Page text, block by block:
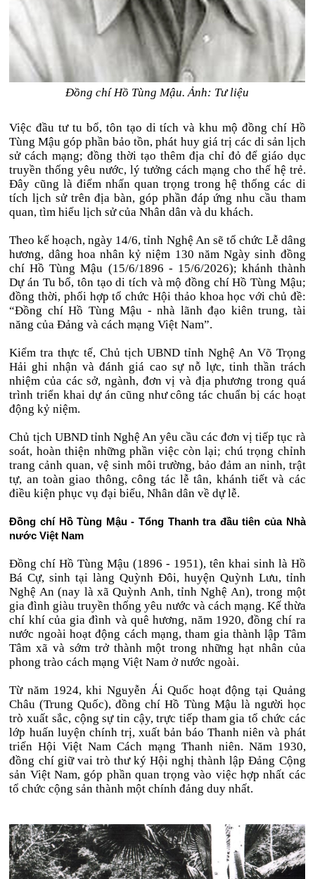
Đồng chí Hồ Tùng Mậu. Ảnh: Tư liệu
Việc đầu tư tu bổ, tôn tạo di tích và khu mộ đồng chí Hồ
Tùng Mậu góp phần bảo tồn, phát huy giá trị các di sản lịch
sử cách mạng; đồng thời tạo thêm địa chỉ đỏ để giáo dục
truyền thống yêu nước, lý tưởng cách mạng cho thế hệ trẻ.
Đây cũng là điểm nhấn quan trọng trong hệ thống các di
tích lịch sử trên địa bàn, góp phần đáp ứng nhu cầu tham
quan, tìm hiểu lịch sử của Nhân dân và du khách.
Theo kế hoạch, ngày 14/6, tỉnh Nghệ An sẽ tổ chức Lễ dâng
hương, dâng hoa nhân kỷ niệm 130 năm Ngày sinh đồng
chí Hồ Tùng Mậu (15/6/1896 - 15/6/2026); khánh thành
Dự án Tu bổ, tôn tạo di tích và mộ đồng chí Hồ Tùng Mậu;
đồng thời, phối hợp tổ chức Hội thảo khoa học với chủ đề:
“Đồng chí Hồ Tùng Mậu - nhà lãnh đạo kiên trung, tài
năng của Đảng và cách mạng Việt Nam”.
Kiểm tra thực tế, Chủ tịch UBND tỉnh Nghệ An Võ Trọng
Hải ghi nhận và đánh giá cao sự nỗ lực, tinh thần trách
nhiệm của các sở, ngành, đơn vị và địa phương trong quá
trình triển khai dự án cũng như công tác chuẩn bị các hoạt
động kỷ niệm.
Chủ tịch UBND tỉnh Nghệ An yêu cầu các đơn vị tiếp tục rà
soát, hoàn thiện những phần việc còn lại; chú trọng chỉnh
trang cảnh quan, vệ sinh môi trường, bảo đảm an ninh, trật
tự, an toàn giao thông, công tác lễ tân, khánh tiết và các
điều kiện phục vụ đại biểu, Nhân dân về dự lễ.
Đồng chí Hồ Tùng Mậu - Tổng Thanh tra đầu tiên của Nhà
nước Việt Nam
Đồng chí Hồ Tùng Mậu (1896 - 1951), tên khai sinh là Hồ
Bá Cự, sinh tại làng Quỳnh Đôi, huyện Quỳnh Lưu, tỉnh
Nghệ An (nay là xã Quỳnh Anh, tỉnh Nghệ An), trong một
gia đình giàu truyền thống yêu nước và cách mạng. Kế thừa
chí khí của gia đình và quê hương, năm 1920, đồng chí ra
nước ngoài hoạt động cách mạng, tham gia thành lập Tâm
Tâm xã và sớm trở thành một trong những hạt nhân của
phong trào cách mạng Việt Nam ở nước ngoài.
Từ năm 1924, khi Nguyễn Ái Quốc hoạt động tại Quảng
Châu (Trung Quốc), đồng chí Hồ Tùng Mậu là người học
trò xuất sắc, cộng sự tin cậy, trực tiếp tham gia tổ chức các
lớp huấn luyện chính trị, xuất bản báo Thanh niên và phát
triển Hội Việt Nam Cách mạng Thanh niên. Năm 1930,
đồng chí giữ vai trò thư ký Hội nghị thành lập Đảng Cộng
sản Việt Nam, góp phần quan trọng vào việc hợp nhất các
tổ chức cộng sản thành một chính đảng duy nhất.